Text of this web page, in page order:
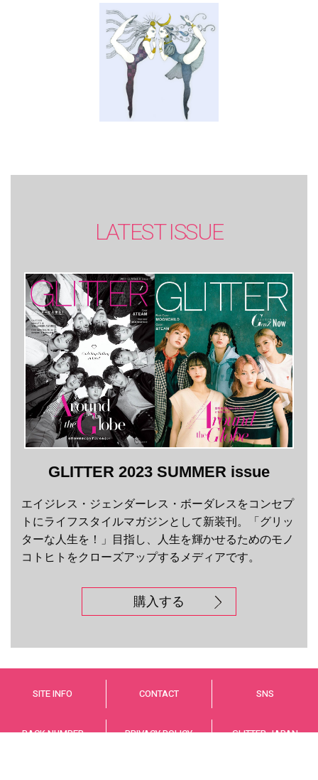
SUMMER issue】
LATEST ISSUE
GLITTER 2023 SUMMER issue
エイジレス・ジェンダーレス・ボーダレスをコンセプ
トにライフスタイルマガジンとして新装刊。「グリッ
ターな人生を！」目指し、人生を輝かせるためのモノ
コトヒトをクローズアップするメディアです。
購入する
SITE INFO CONTACT SNS
BACK NUMBER PRIVACY POLICY GLITTER JAPAN